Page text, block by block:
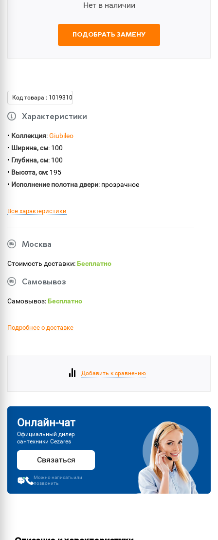
Нет в наличии
ПОДОБРАТЬ ЗАМЕНУ
Код товара : 1019310
Характеристики
• Коллекция:Giubileo
• Ширина, см: 100
• Глубина, см: 100
• Высота, см: 195
• Исполнение полотна двери: прозрачное
Все характеристики
Москва
Стоимость доставки:Бесплатно
Самовывоз
Самовывоз:Бесплатно
Подробнее о доставке
Добавить к сравнению
Онлайн-чат
Официальный дилер
сантехники Cezares
Связаться
Можно написать или
позвонить